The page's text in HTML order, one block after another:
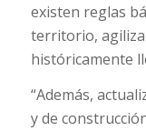
existen reglas
territorio,
históricamente
“Además,
y de